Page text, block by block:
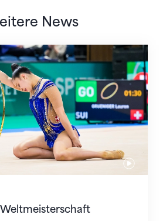
News